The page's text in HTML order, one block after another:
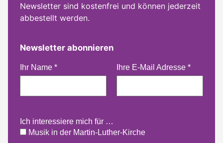
Newsletter sind kostenfrei und können jederzeit
abbestellt werden.
Newsletter abonnieren
Ihr Name * Ihre E-Mail Adresse *
Ich interessiere mich für …
Musik in der Martin-Luther-Kirche